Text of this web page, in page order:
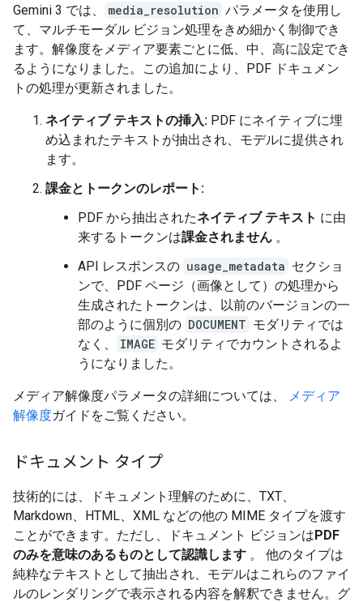
Gemini 3 では、 media_resolution パラメータを使用し
て、マルチモーダル ビジョン処理をきめ細かく制御でき
ます。解像度をメディア要素ごとに低、中、高に設定でき
るようになりました。この追加により、PDF ドキュメン
トの処理が更新されました。
ネイティブ テキストの挿入: PDF にネイティブに埋
め込まれたテキストが抽出され、モデルに提供され
ます。
課金とトークンのレポート:
PDF から抽出されたネイティブ テキスト に由
来するトークンは課金されません 。
API レスポンスの usage_metadata セクショ
ンで、PDF ページ（画像として）の処理から
生成されたトークンは、以前のバージョンの一
部のように個別の DOCUMENT モダリティでは
なく、
IMAGE モダリティでカウントされるよ
うになりました。
メディア解像度パラメータの詳細については、
メディア
解像度ガイドをご覧ください。
ドキュメント タイプ
技術的には、ドキュメント理解のために、TXT、
Markdown、HTML、XML などの他の MIME タイプを渡す
ことができます。ただし、ドキュメント ビジョンはPDF
のみを意味のあるものとして認識します 。 他のタイプは
純粋なテキストとして抽出され、モデルはこれらのファイ
ルのレンダリングで表示される内容を解釈できません。グ